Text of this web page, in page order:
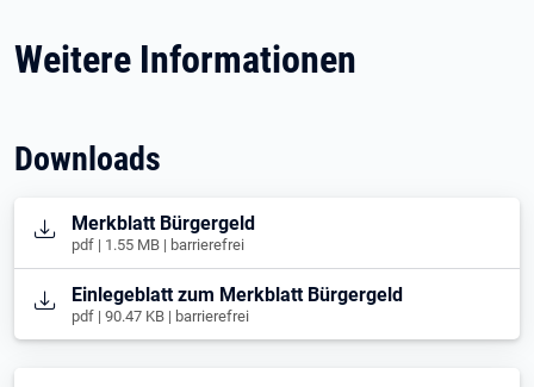
Weitere Informationen
Downloads
Öffnet in neuem Tab
Merkblatt Bürgergeld
pdf | 1.55 MB | barrierefrei
Öffnet in neuem Tab
Einlegeblatt zum Merkblatt Bürgergeld
pdf | 90.47 KB | barrierefrei